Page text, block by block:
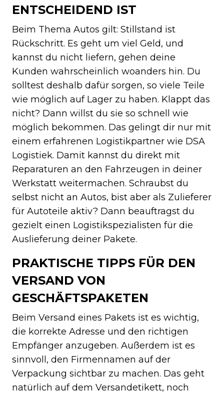
ENTSCHEIDEND IST
Beim Thema Autos gilt: Stillstand ist
Rückschritt. Es geht um viel Geld, und
kannst du nicht liefern, gehen deine
Kunden wahrscheinlich woanders hin. Du
solltest deshalb dafür sorgen, so viele Teile
wie möglich auf Lager zu haben. Klappt das
nicht? Dann willst du sie so schnell wie
möglich bekommen. Das gelingt dir nur mit
einem erfahrenen Logistikpartner wie DSA
Logistiek. Damit kannst du direkt mit
Reparaturen an den Fahrzeugen in deiner
Werkstatt weitermachen. Schraubst du
selbst nicht an Autos, bist aber als Zulieferer
für Autoteile aktiv? Dann beauftragst du
gezielt einen Logistikspezialisten für die
Auslieferung deiner Pakete.
PRAKTISCHE TIPPS FÜR DEN
VERSAND VON
GESCHÄFTSPAKETEN
Beim Versand eines Pakets ist es wichtig,
die korrekte Adresse und den richtigen
Empfänger anzugeben. Außerdem ist es
sinnvoll, den Firmennamen auf der
Verpackung sichtbar zu machen. Das geht
natürlich auf dem Versandetikett, noch